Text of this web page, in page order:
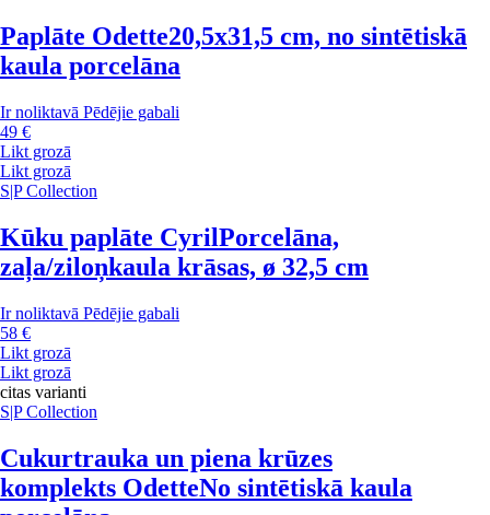
Paplāte Odette20,5x31,5 cm, no sintētiskā
kaula porcelāna
Ir noliktavā Pēdējie gabali
49 €
Likt grozā
Likt grozā
S|P Collection
Kūku paplāte CyrilPorcelāna,
zaļa/ziloņkaula krāsas, ø 32,5 cm
Ir noliktavā Pēdējie gabali
58 €
Likt grozā
Likt grozā
citas varianti
S|P Collection
Cukurtrauka un piena krūzes
komplekts OdetteNo sintētiskā kaula